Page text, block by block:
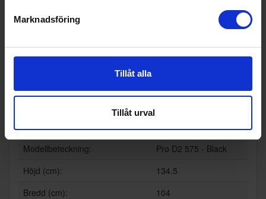
Marknadsföring
Tillåt alla
Tillåt urval
Specifikationer
Produktblad:
Varumärke:
Traeger
Modellbeteckning:
Pro D2 575 - Black
Höjd (cm):
134.5
Bredd (cm):
104